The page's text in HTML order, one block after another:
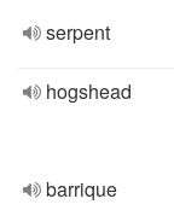
serpent
hogshead
barrique